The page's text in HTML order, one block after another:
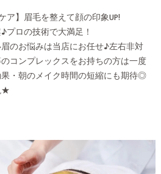
】眉毛を整えて顔の印象UP!
プロの技術で大満足！
のお悩みは当店にお任せ♪左右非対
コンプレックスをお持ちの方は一度
・朝のメイク時間の短縮にも期待◎
★